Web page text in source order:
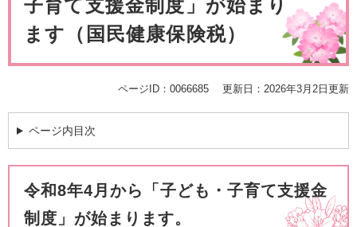
Multilingual（English・中文・한글）
子育て支援金制度」が始まり
ます（国民健康保険税）
ページID：0066685 更新日：2026年3月2日更新
ページ内目次
令和8年4月から「子ども・子育て支援金
制度」が始まります。